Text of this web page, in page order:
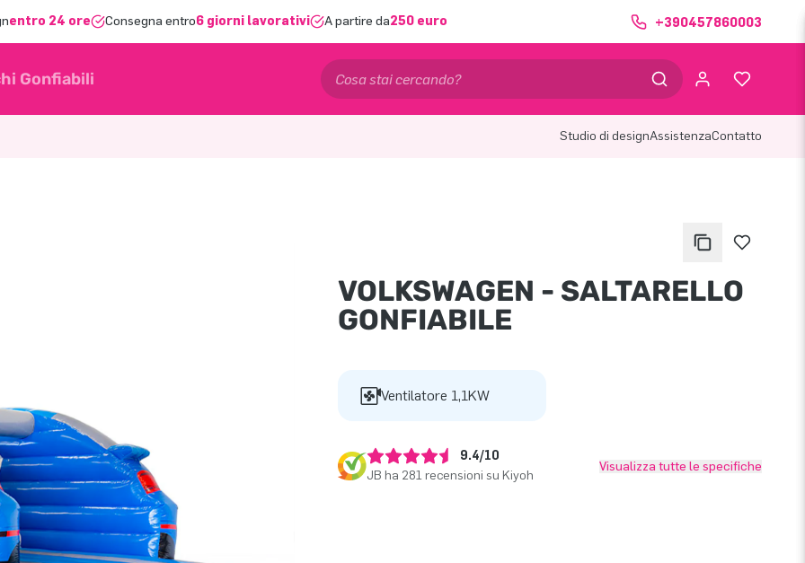
entro 24 ore Consegna entro6 giorni lavorativi A partire da250 euro +390457860003
Gonfiabili
Studio di designAssistenzaContatto
VOLKSWAGEN - SALTARELLO
GONFIABILE
Ventilatore 1,1KW
9.4/10
JB ha 281 recensioni su Kiyoh
Visualizza tutte le specifiche